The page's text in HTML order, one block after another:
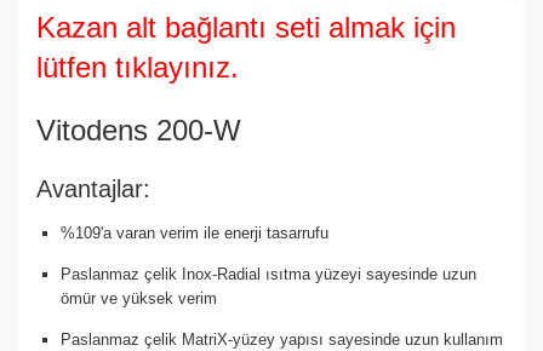
Kazan alt bağlantı seti almak için
lütfen tıklayınız.
Vitodens 200-W
Avantajlar:
%109'a varan verim ile enerji tasarrufu
Paslanmaz çelik Inox-Radial ısıtma yüzeyi sayesinde uzun
ömür ve yüksek verim
Paslanmaz çelik MatriX-yüzey yapısı sayesinde uzun kullanım